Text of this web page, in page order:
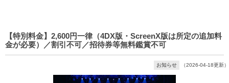
【特別料金】2,600円一律（4DX版・ScreenX版は所定の追加料
金が必要）／割引不可／招待券等無料鑑賞不可
お知らせ （2026-04-18更新）